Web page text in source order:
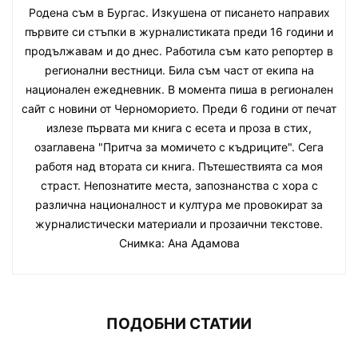
Родена съм в Бургас. Изкушена от писането направих
първите си стъпки в журналистиката преди 16 години и
продължавам и до днес. Работила съм като репортер в
регионални вестници. Била съм част от екипа на
национален ежедневник. В момента пиша в регионален
сайт с новини от Черноморието. Преди 6 години от печат
излезе първата ми книга с есета и проза в стих,
озаглавена "Притча за момичето с къдриците". Сега
работя над втората си книга. Пътешествията са моя
страст. Непознатите места, запознанства с хора с
различна националност и култура ме провокират за
журналистически материали и прозаични текстове.
Снимка: Ана Адамова
ПОДОБНИ СТАТИИ